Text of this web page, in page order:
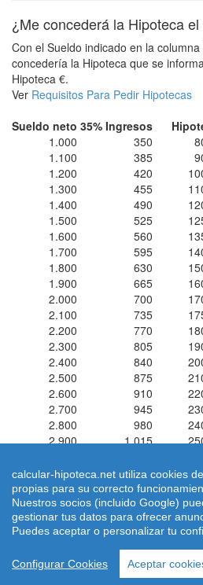
¿Me concederá la Hipoteca
Con el Sueldo indicado en la
concedería la Hipoteca que se
Hipoteca €.
Ver Requisitos Para Pedir Hipotecas
Sueldo neto 35% Ingresos
1.000
350
1.100
385
1.200
420
1.300
455
1.400
490
1.500
525
1.600
560
1.700
595
1.800
630
1.900
665
2.000
700
2.100
735
2.200
770
2.300
805
2.400
840
2.500
875
2.600
910
2.700
945
2.800
980
2.900
1.015
Simuladores de hipotecas ® 2026
Calcular letra de hipoteca|Revisar
|Aviso
calcular-hipoteca.net utiliza cookies
propias para su correcto
Nuestros socios (incluido Google)
gestionar tus datos para ofrecer
Puedes aceptar o personalizar tu
Configurar Cookies Aceptar